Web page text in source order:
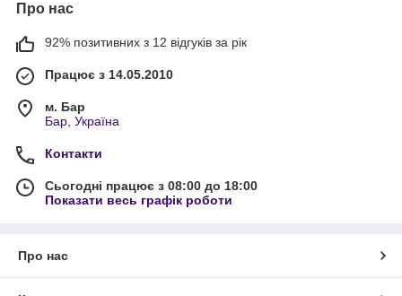
Про нас
92% позитивних з 12 відгуків за рік
Працює з 14.05.2010
м. Бар
Бар, Україна
Контакти
Сьогодні працює з 08:00 до 18:00
Показати весь графік роботи
Про нас